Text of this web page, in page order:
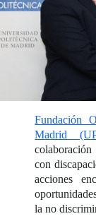
Fundación
Madrid
colaboración
con
acciones
la no